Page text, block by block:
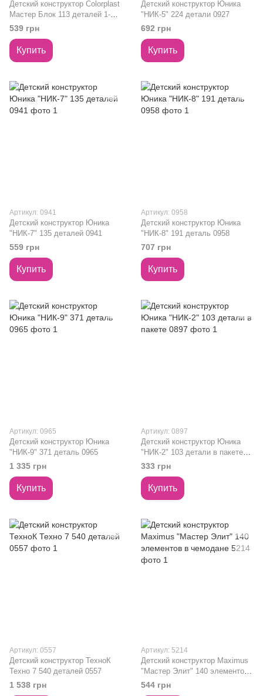
Детский конструктор Colorplast
Мастер Блок 113 деталей 1-
028
539 грн
Купить
Детский конструктор Юника
"НИК-5" 224 детали 0927
692 грн
Купить
Артикул: 0941
Детский конструктор Юника
"НИК-7" 135 деталей 0941
559 грн
Купить
Артикул: 0958
Детский конструктор Юника
"НИК-8" 191 деталь 0958
707 грн
Купить
Артикул: 0965
Детский конструктор Юника
"НИК-9" 371 деталь 0965
1 335 грн
Купить
Артикул: 0897
Детский конструктор Юника
"НИК-2" 103 детали в пакете
0897
333 грн
Купить
Артикул: 0557
Детский конструктор ТехноК
Техно 7 540 деталей 0557
1 538 грн
Артикул: 5214
Детский конструктор Maximus
"Мастер Элит" 140 элементов
в чемодане 5214
544 грн